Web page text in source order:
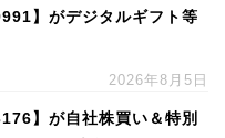
】がデジタルギフト等
2026年8月5日
】が自社株買い＆特別